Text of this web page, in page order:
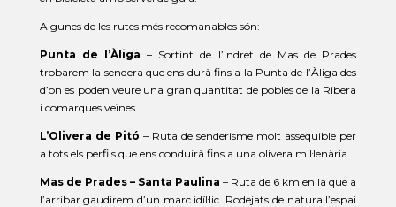
Algunes de les rutes més recomanables són:
Punta de l’Àliga – Sortint de l’indret de Mas de Prades
trobarem la sendera que ens durà fins a la Punta de l’Àliga des
d’on es poden veure una gran quantitat de pobles de la Ribera
i comarques veïnes.
L’Olivera de Pitó – Ruta de senderisme molt assequible per
a tots els perfils que ens conduirà fins a una olivera mil·lenària.
Mas de Prades – Santa Paulina – Ruta de 6 km en la que a
l’arribar gaudirem d’un marc idíl·lic. Rodejats de natura l’espai